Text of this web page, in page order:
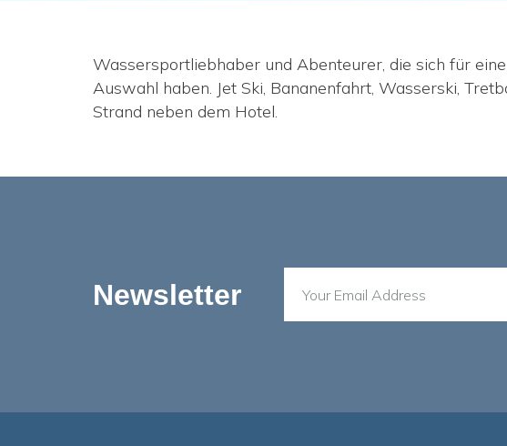
Wassersportliebhaber und Abenteurer, die sich für
Auswahl haben. Jet Ski, Bananenfahrt, Wasserski,
Strand neben dem Hotel.
Newsletter